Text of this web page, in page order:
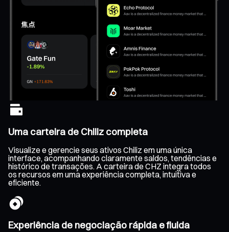
Uma carteira de Chiliz completa
Visualize e gerencie seus ativos Chiliz em uma única
interface, acompanhando claramente saldos, tendências e
histórico de transações. A carteira de CHZ integra todos
os recursos em uma experiência completa, intuitiva e
eficiente.
Experiência de negociação rápida e fluida